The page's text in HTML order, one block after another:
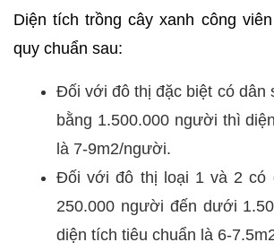
Diện tích trồng cây xanh công
quy chuẩn sau:
Đối với đô thị đặc biệt có dân
bằng 1.500.000 người thì
là 7-9m2/người.
Đối với đô thị loại 1 và 2 có
250.000 người đến dưới
diện tích tiêu chuẩn là 6-